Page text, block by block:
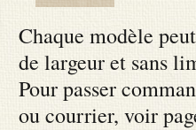
Chaque modèle
de largeur et sans
Pour passer
ou courrier, voir